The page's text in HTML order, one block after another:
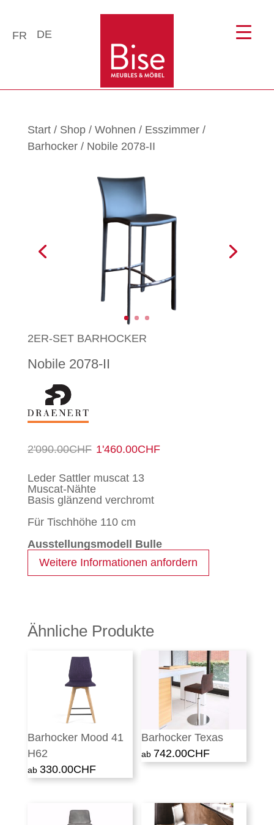
FR DE
Start/ Shop/ Wohnen / Esszimmer/
Barhocker/ Nobile 2078-II
2ER-SET BARHOCKER
Nobile 2078-II
2'090.00CHF Ursprünglicher
Preis
war:
2'090.00CHF
1'460.00CHFAktueller
Leder Sattler muscat 13
Muscat-Nähte
Basis glänzend verchromt
Für Tischhöhe 110 cm
Ausstellungsmodell Bulle
Weitere Informationen anfordern
Ähnliche Produkte
Barhocker Mood 41
H62
330.00CHF
Barhocker Texas
742.00CHF